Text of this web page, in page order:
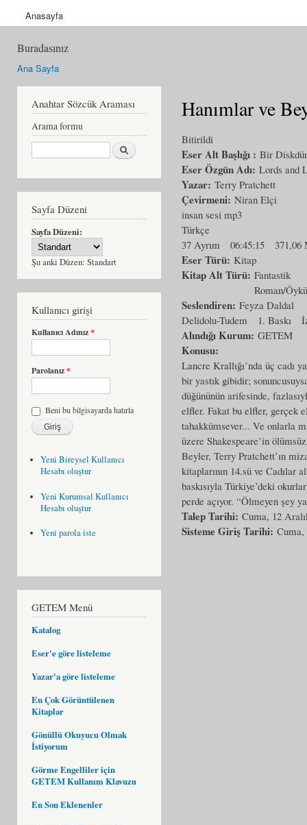
Anasayfa
Buradasınız
Ana Sayfa
Anahtar Sözcük Araması
Arama formu
Ara
Sayfa Düzeni
Sayfa Düzeni:
Şu anki Düzen: Standart
Kullanıcı girişi
Kullanıcı Adınız*
Parolanız*
Beni bu bilgisayarda hatırla
Yeni Bireysel Kullanıcı
Hesabı oluştur
Yeni Kurumsal Kullanıcı
Hesabı oluştur
Yeni parola iste
GETEM Menü
Katalog
Eser'e göre listeleme
Yazar'a göre listeleme
En Çok Görüntülenen
Kitaplar
Gönüllü Okuyucu Olmak
İstiyorum
Görme Engelliler için
GETEM Kullanım Klavuzu
En Son Eklenenler
Hanımlar ve
Bitirildi
Eser Alt Başlığı : Bir
Eser Özgün Adı: Lords and
Yazar: Terry Pratchett
Çevirmeni: Niran Elçi
insan sesi mp3
Türkçe
37 Ayrım
06:45:15 371,06
Eser Türü: Kitap
Kitap Alt Türü: Fantastik
Roman/Öykü
Seslendiren: Feyza Daldal
Delidolu-Tudem
1. Baskı
Alındığı Kurum: GETEM
Konusu:
Lancre Krallığı’nda üç cadı
bir yastık gibidir;
düğününün arifesinde,
elfler. Fakat bu elfler, gerçek
tahakkümsever... Ve onlarla
üzere Shakespeare’in
Beyler, Terry Pratchett’ın
kitaplarının 14.sü ve Cadılar
baskısıyla Türkiye’deki
perde açıyor. “Ölmeyen şey
Talep Tarihi: Cuma, 12
Sisteme Giriş Tarihi: Cuma,